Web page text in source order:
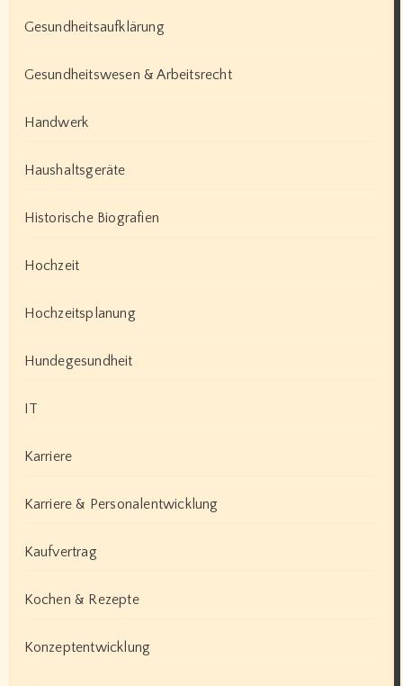
Gesundheitsaufklärung
Gesundheitswesen & Arbeitsrecht
Handwerk
Haushaltsgeräte
Historische Biografien
Hochzeit
Hochzeitsplanung
Hundegesundheit
IT
Karriere
Karriere & Personalentwicklung
Kaufvertrag
Kochen & Rezepte
Konzeptentwicklung